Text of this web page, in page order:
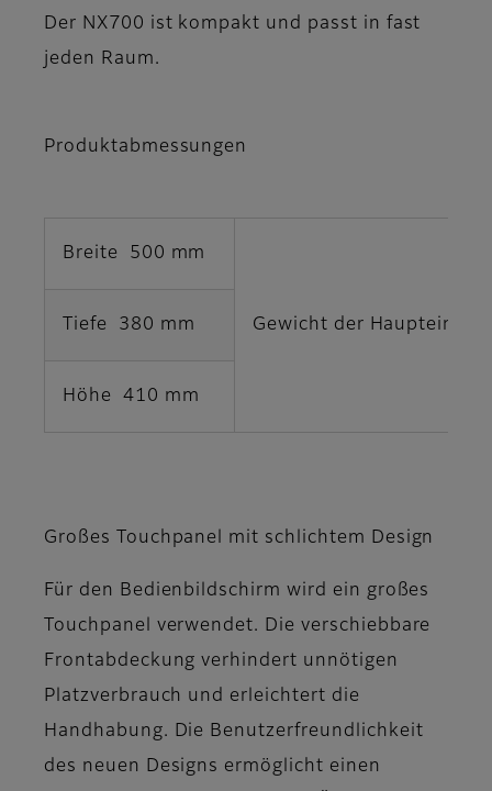
Der NX700 ist kompakt und passt in fast
jeden Raum.
Produktabmessungen
Breite 500 mm
Gewicht der
Tiefe 380 mm
Höhe 410 mm
Großes Touchpanel mit schlichtem Design
Für den Bedienbildschirm wird ein großes
Touchpanel verwendet. Die verschiebbare
Frontabdeckung verhindert unnötigen
Platzverbrauch und erleichtert die
Handhabung. Die Benutzerfreundlichkeit
des neuen Designs ermöglicht einen